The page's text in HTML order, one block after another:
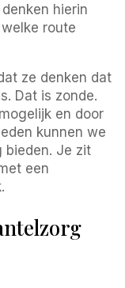
hierin
route
ze denken dat
Dat is zonde.
en door
kunnen we
bieden. Je zit
een